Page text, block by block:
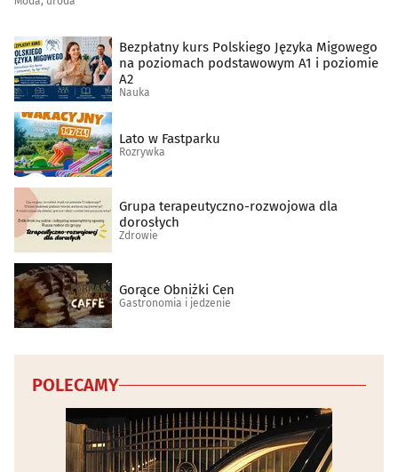
Bezpłatny kurs Polskiego Języka Migowego
na poziomach podstawowym A1 i poziomie
A2
Nauka
Lato w Fastparku
Rozrywka
Grupa terapeutyczno-rozwojowa dla
dorosłych
Zdrowie
Gorące Obniżki Cen
Gastronomia i jedzenie
POLECAMY